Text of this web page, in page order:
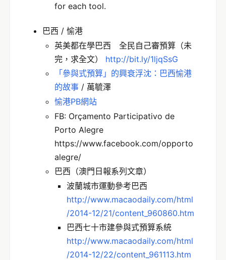
for each tool.
巴西 / 愉港
英美都在學巴西 全民自己審預算（未
完，求全文） http://bit.ly/1ljqSsG
「參與式預算」的興衰浮沈：巴西愉港
的故事 / 萬毓澤
愉港PB網站
FB: Orçamento Participativo de
Porto Alegre
https://www.facebook.com/opporto
alegre/
巴西（澳門日報系列文章）
波蘭城市運動參考巴西
http://www.macaodaily.com/html
/2014-12/21/content_960860.htm
巴西七十市建參與式預算系統
http://www.macaodaily.com/html
/2014-12/22/content_961113.htm